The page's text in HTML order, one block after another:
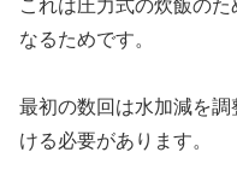
なるためです。
最初の数回は水加減を
ける必要があります。